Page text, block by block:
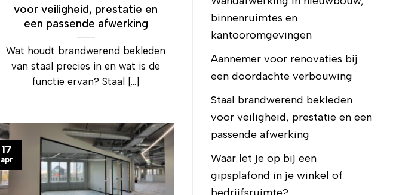
voor veiligheid, prestatie en
een passende afwerking
Wat houdt brandwerend bekleden
van staal precies in en wat is de
functie ervan? Staal [...]
17
apr
binnenruimtes en
kantooromgevingen
Aannemer voor renovaties bij
een doordachte verbouwing
Staal brandwerend bekleden
voor veiligheid, prestatie en een
passende afwerking
Waar let je op bij een
gipsplafond in je winkel of